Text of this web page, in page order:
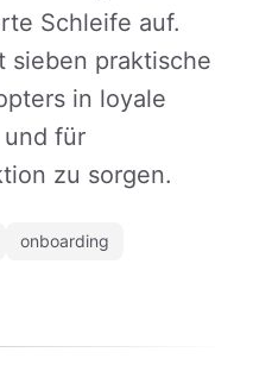
Schleife auf.
sieben praktische
in loyale
für
zu sorgen.
onboarding